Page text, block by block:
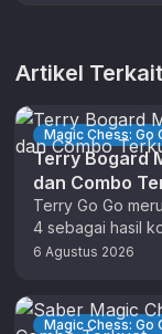
Artikel Terkait
Magic Chess: Go
Terry Bogard
dan Combo
Terry Go Go
4 sebagai hasil
(KOF). …
6 Agustus 2026
Magic Chess: Go